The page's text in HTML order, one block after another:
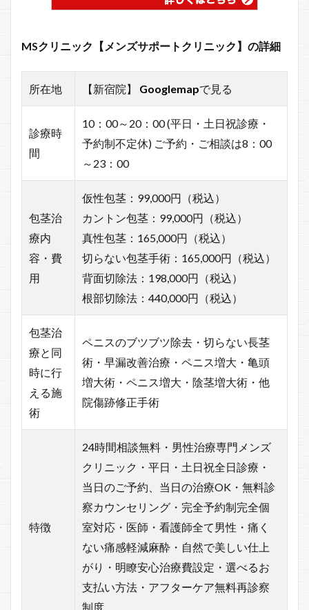
MSクリニック【メンズサポートクリニック】の詳細
所在地 【新宿院】 Googlemapで見る
診療時
間
10：00～20：00 (平日・土日祝診療・
予約制不定休) ご予約・ご相談は8：00
～23：00
包茎治
療内
容・費
用
仮性包茎：99,000円（税込）
カントン包茎：99,000円（税込）
真性包茎：165,000円（税込）
切らない包茎手術：165,000円（税込）
背面切除法：198,000円（税込）
根部切除法：440,000円（税込）
包茎治
療と同
時に行
える施
術
ペニスのブツブツ除去・切らない長茎
術・早漏改善治療・ペニス増大・亀頭
増大術・ペニス増大・陰茎増大術・他
院傷跡修正手術
特徴
24時間相談無料・男性治療専門メンズ
クリニック・平日・土日祝全日診療・
当日のご予約、当日の治療OK・無料診
察カウンセリング・完全予約制完全個
室対応・医師・看護師全て男性・痛く
ない痛感軽減麻酔・自然で美しい仕上
がり・明瞭安心治療費設定・選べるお
支払い方法・アフターケア無料再診察
制度